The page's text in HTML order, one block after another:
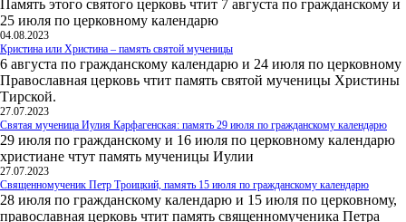
Память этого святого церковь чтит 7 августа по гражданскому и
25 июля по церковному календарю
04.08.2023
Кристина или Христина – память святой мученицы
6 августа по гражданскому календарю и 24 июля по церковному
Православная церковь чтит память святой мученицы Христины
Тирской.
27.07.2023
Святая мученица Иулия Карфагенская: память 29 июля по гражданскому календарю
29 июля по гражданскому и 16 июля по церковному календарю
христиане чтут память мученицы Иулии
27.07.2023
Священномученик Петр Троицкий, память 15 июля по гражданскому календарю
28 июля по гражданскому календарю и 15 июля по церковному,
православная церковь чтит память священномученика Петра